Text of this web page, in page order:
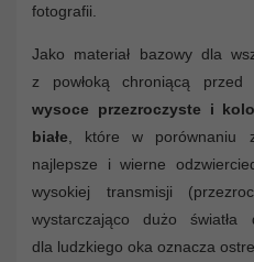
fotografii.
Jako materiał bazowy dla
z powłoką chroniącą przed
wysoce przezroczyste i
białe , które w porównaniu
najlepsze i wierne
wysokiej transmisji
wystarczająco dużo
dla ludzkiego oka oznacza